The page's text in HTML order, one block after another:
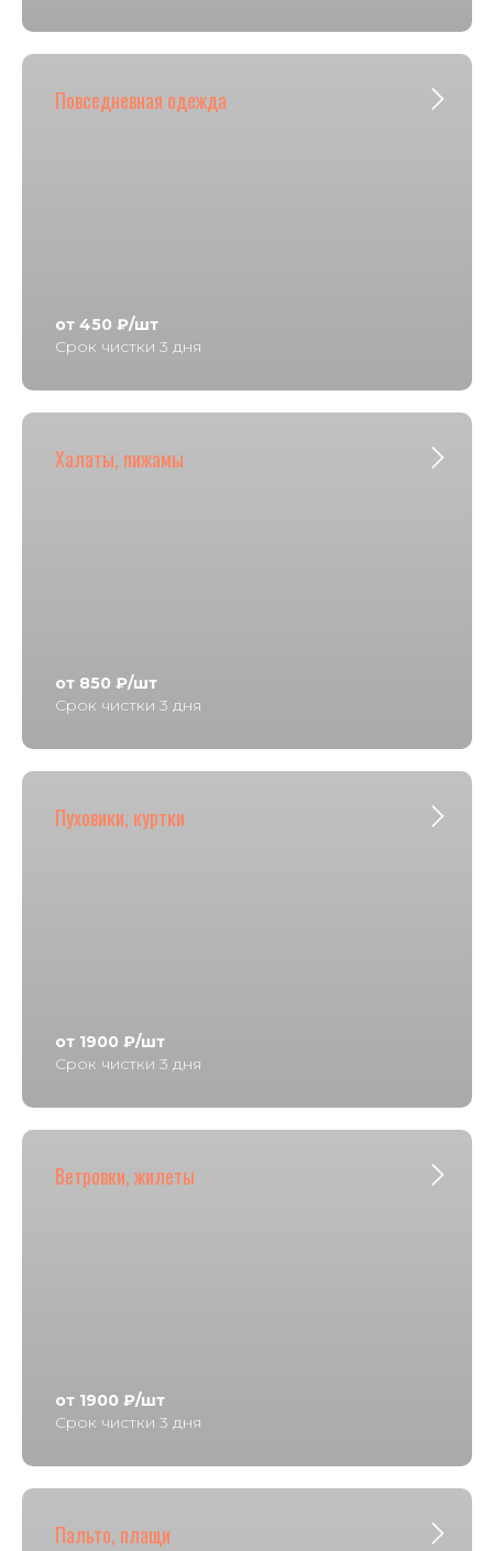
Повседневная одежда
от 450 ₽/шт
Срок чистки 3 дня
Халаты, пижамы
от 850 ₽/шт
Срок чистки 3 дня
Пуховики, куртки
от 1900 ₽/шт
Срок чистки 3 дня
Ветровки, жилеты
от 1900 ₽/шт
Срок чистки 3 дня
Пальто, плащи